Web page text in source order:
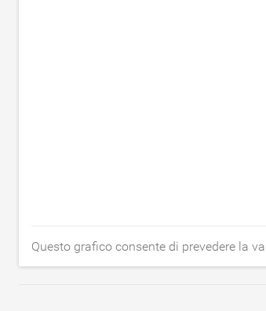
Questo grafico consente di prevedere la